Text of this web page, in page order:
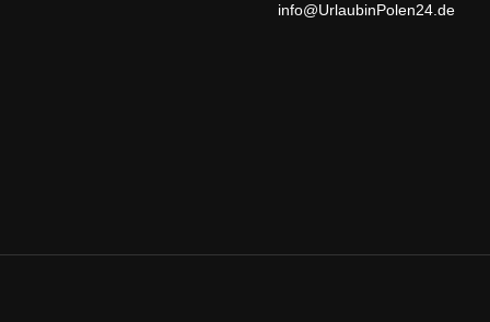
info@UrlaubinPolen24.de